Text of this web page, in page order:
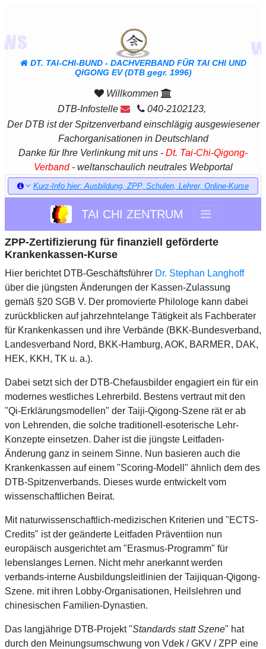
DT. TAI-CHI-BUND - DACHVERBAND FÜR TAI CHI UND
QIGONG EV (DTB gegr. 1996)
Willkommen
DTB-Infostelle
040-2102123,
Der DTB ist der Spitzenverband einschlägig ausgewiesener
Fachorganisationen in Deutschland
Danke für Ihre Verlinkung mit uns - Dt. Tai-Chi-Qigong-
Verband- weltanschaulich neutrales Webportal
Kurz-Info hier: Ausbildung, ZPP, Schulen, Lehrer, Online-Kurse
TAI CHI ZENTRUM
ZPP-Zertifizierung für finanziell geförderte
Krankenkassen-Kurse
Hier berichtet DTB-Geschäftsführer Dr. Stephan Langhoff
über die jüngsten Änderungen der Kassen-Zulassung
gemäß §20 SGB V. Der promovierte Philologe kann dabei
zurückblicken auf jahrzehntelange Tätigkeit als Fachberater
für Krankenkassen und ihre Verbände (BKK-Bundesverband,
Landesverband Nord, BKK-Hamburg, AOK, BARMER, DAK,
HEK, KKH, TK u. a.).
Dabei setzt sich der DTB-Chefausbilder engagiert ein für ein
modernes westliches Lehrerbild. Bestens vertraut mit den
"Qi-Erklärungsmodellen" der Taiji-Qigong-Szene rät er ab
von Lehrenden, die solche traditionell-esoterische Lehr-
Konzepte einsetzen. Daher ist die jüngste Leitfaden-
Änderung ganz in seinem Sinne. Nun basieren auch die
Krankenkassen auf einem "Scoring-Modell" ähnlich dem des
DTB-Spitzenverbands. Dieses wurde entwickelt vom
wissenschaftlichen Beirat.
Mit naturwissenschaftlich-medizischen Kriterien und "ECTS-
Credits" ist der geänderte Leitfaden Präventiion nun
europäisch ausgerichtet am "Erasmus-Programm" für
lebenslanges Lernen. Nicht mehr anerkannt werden
verbands-interne Ausbildungsleitlinien der Taijiquan-Qigong-
Szene. mit ihren Lobby-Organisationen, Heilslehren und
chinesischen Familien-Dynastien.
Das langjährige DTB-Projekt "Standards statt Szene" hat
durch den Meinungsumschwung von Vdek / GKV / ZPP eine